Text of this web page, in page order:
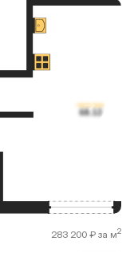
283 200 ₽ за м2